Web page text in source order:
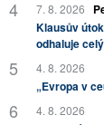
7. 8. 2026
Klausův
odhaluje
4. 8. 2026
„Evropa v
4. 8. 2026